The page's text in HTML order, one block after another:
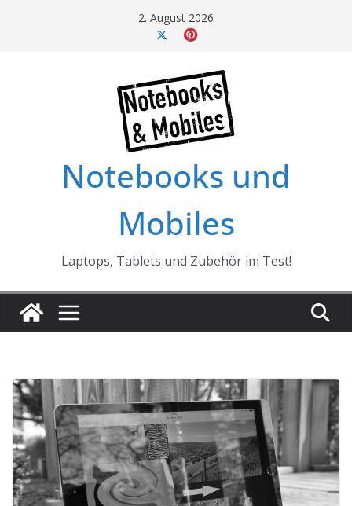
2. August 2026
Notebooks und
Mobiles
Laptops, Tablets und Zubehör im Test!